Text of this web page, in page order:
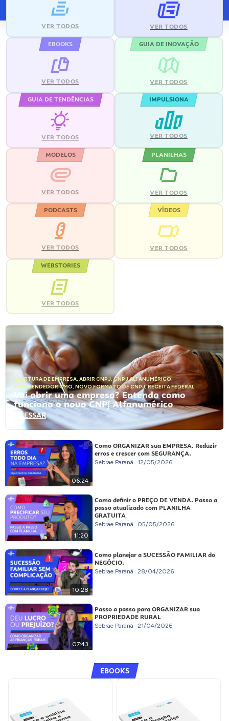
VER TODOS VER TODOS
EBOOKS
VER TODOS
GUIA DE INOVAÇÃO
VER TODOS
GUIA DE TENDÊNCIAS
VER TODOS
IMPULSIONA
VER TODOS
MODELOS
VER TODOS
PLANILHAS
VER TODOS
PODCASTS
VER TODOS
VÍDEOS
VER TODOS
WEBSTORIES
VER TODOS
ABERTURA DE EMPRESA, ABRIR CNPJ,CNPJ ALFANUMÉRICO,
EMPREENDEDORISMO, NOVO FORMATO DE CNPJ,RECEITA FEDERAL
Vai abrir uma empresa? Entenda como
funciona o novo CNPJ Alfanumérico
ACESSAR
06:24
Como ORGANIZAR sua EMPRESA. Reduzir
erros e crescer com SEGURANÇA.
Sebrae Paraná 12/05/2026
11:20
Como definir o PREÇO DE VENDA. Passo a
passo atualizado com PLANILHA
GRATUITA
Sebrae Paraná 05/05/2026
10:28
Como planejar a SUCESSÃO FAMILIAR do
NEGÓCIO.
Sebrae Paraná 28/04/2026
07:43
Passo a passo para ORGANIZAR sua
PROPRIEDADE RURAL
Sebrae Paraná 21/04/2026
EBOOKS